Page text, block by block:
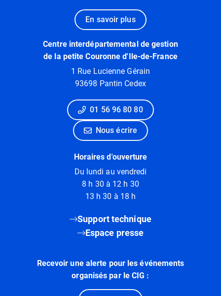
En savoir plus
Centre interdépartemental de gestion
de la petite Couronne d'Ile-de-France
1 Rue Lucienne Gérain
93698 Pantin Cedex
01 56 96 80 80
Nous écrire
Horaires d'ouverture
Du lundi au vendredi
8 h 30 à 12 h 30
13 h 30 à 18 h
Support technique
Espace presse
Recevoir une alerte pour les événements
organisés par le CIG :